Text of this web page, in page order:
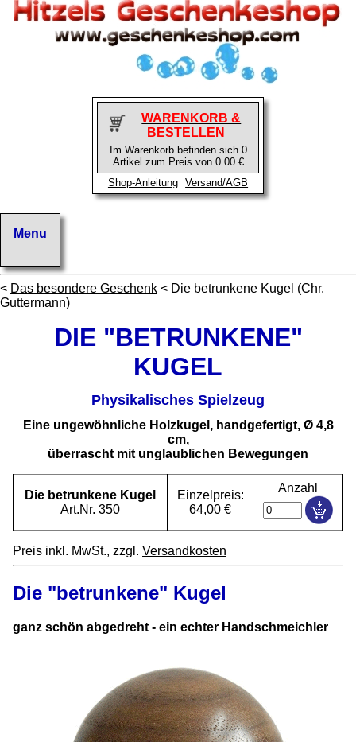
WARENKORB &
BESTELLEN
Im Warenkorb befinden sich 0
Artikel zum Preis von 0.00 €
Shop-Anleitung
Versand/AGB
< Das besondere Geschenk < Die betrunkene Kugel (Chr.
Guttermann)
DIE "BETRUNKENE"
KUGEL
Physikalisches Spielzeug
Eine ungewöhnliche Holzkugel, handgefertigt, Ø 4,8
cm,
überrascht mit unglaublichen Bewegungen
Die betrunkene Kugel
Art.Nr. 350
Einzelpreis:
64,00 €
Anzahl
Preis inkl. MwSt., zzgl. Versandkosten
Die "betrunkene" Kugel
ganz schön abgedreht - ein echter Handschmeichler